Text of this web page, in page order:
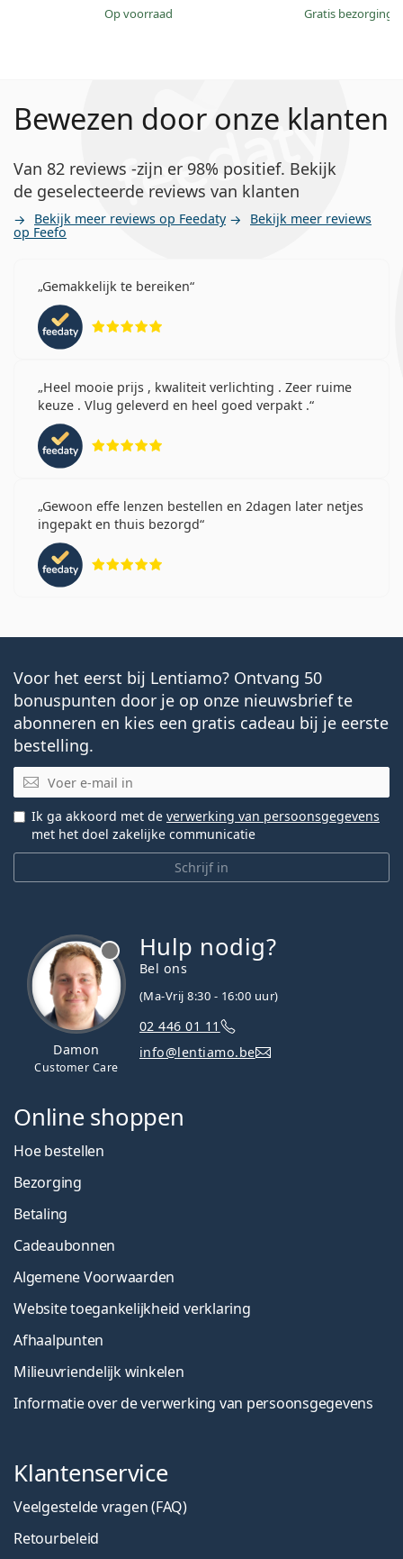
op voorraad Gratis bezorging
Bewezen door onze klanten
Van 82 reviews -zijn er 98% positief. Bekijk
de geselecteerde reviews van klanten
Bekijk meer reviews op Feedaty Bekijk meer reviews
op Feefo
Gemakkelijk te bereiken
Heel mooie prijs , kwaliteit verlichting . Zeer ruime
keuze . Vlug geleverd en heel goed verpakt .
Gewoon effe lenzen bestellen en 2dagen later netjes
ingepakt en thuis bezorgd
Voor het eerst bij Lentiamo? Ontvang 50
bonuspunten door je op onze nieuwsbrief te
abonneren en kies een gratis cadeau bij je eerste
bestelling.
E-mail
Schrijf in
Ik ga akkoord met de verwerking van persoonsgegevens
met het doel zakelijke communicatie
Damon
Customer Care
Hulp nodig?
Bel ons
(Ma-Vrij 8:30 - 16:00 uur)
02 446 01 11
info@lentiamo.be
Online shoppen
Hoe bestellen
Bezorging
Betaling
Cadeaubonnen
Algemene Voorwaarden
Website toegankelijkheid verklaring
Afhaalpunten
Milieuvriendelijk winkelen
Informatie over de verwerking van persoonsgegevens
Klantenservice
Veelgestelde vragen (FAQ)
Retourbeleid